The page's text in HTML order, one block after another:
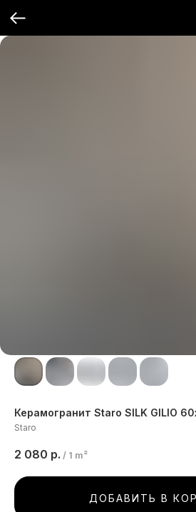
Керамогранит Staro SILK GILIO
Staro
2 080 р. / 1 m²
ДОБАВИТЬ В